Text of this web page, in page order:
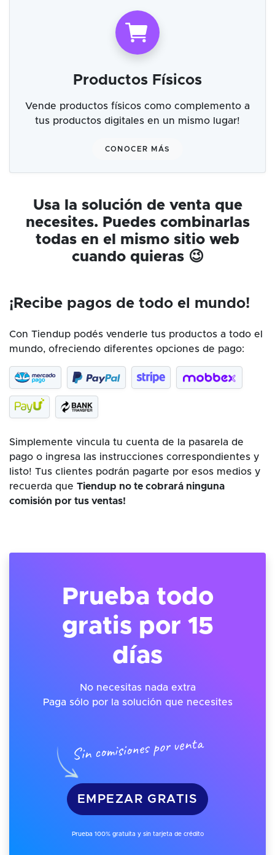
Productos Físicos
Vende productos físicos como complemento a
tus productos digitales en un mismo lugar!
CONOCER MÁS
Usa la solución de venta que
necesites. Puedes combinarlas
todas en el mismo sitio web
cuando quieras 😉
¡Recibe pagos de todo el mundo!
Con Tiendup podés venderle tus productos a todo el
mundo, ofreciendo diferentes opciones de pago:
Simplemente vincula tu cuenta de la pasarela de
pago o ingresa las instrucciones correspondientes y
listo! Tus clientes podrán pagarte por esos medios y
recuerda que Tiendup no te cobrará ninguna
comisión por tus ventas!
Prueba todo
gratis por 15
días
No necesitas nada extra
Paga sólo por la solución que necesites
Sin comisiones por venta
EMPEZAR GRATIS
Prueba 100% gratuita y sin tarjeta de crédito